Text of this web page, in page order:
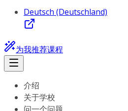
Deutsch (Deutschland)
为我推荐课程
介绍
关于学校